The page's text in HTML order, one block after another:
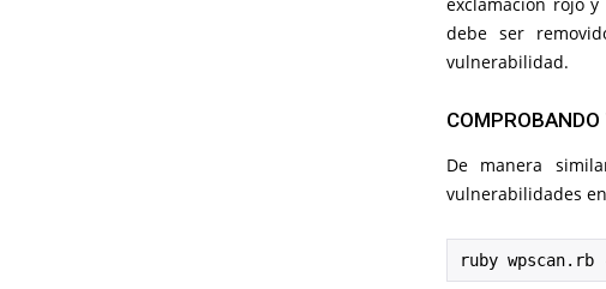
debe ser
vulnerabilidad.
De manera
vulnerabilidades
ruby